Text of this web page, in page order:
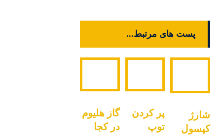
پست های مرتبط...
شارژ
کپسول
پر کردن
توپ
گاز هلیوم
در کجا